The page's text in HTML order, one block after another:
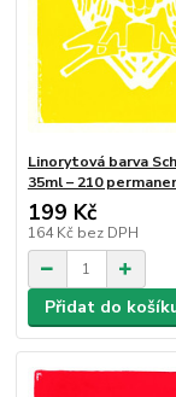
Linorytová barva
35ml – 210
199 Kč
164 Kč bez DPH
Přidat do